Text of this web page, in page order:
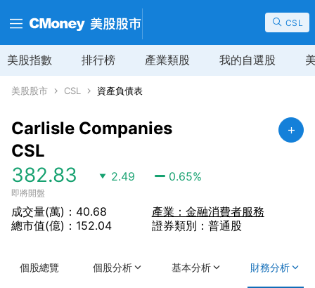
CSL
美股指數 排行榜 產業類股 我的自選股
美股股市 CSL 資產負債表
Carlisle Companies
CSL
382.83 2.49 0.65%
即將開盤
成交量(萬)：40.68
總市值(億)：152.04
產業：金融消費者服務
證券類別：普通股
個股總覽 個股分析 基本分析 財務分析